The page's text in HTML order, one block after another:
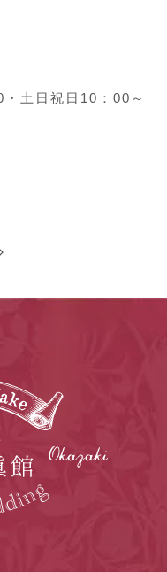
土日祝日10：00～